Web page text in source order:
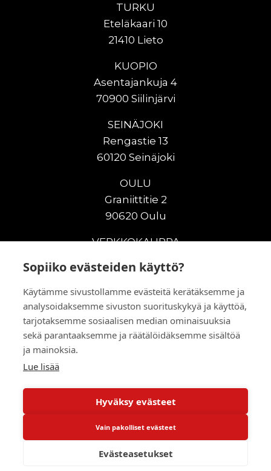
Sopiiko evästeiden käyttö?
Käytämme sivustollamme evästeitä kerätäksemme ja
analysoidaksemme sivuston suorituskykyä ja käyttöä,
tarjotaksemme sosiaalisen median ominaisuuksia
sekä parantaaksemme ja räätälöidäksemme sisältöä
ja mainoksia.
Lue lisää
Hyväksy evästeet
Vain pakolliset evästeet
Evästeasetukset
TURKU
Eteläkaari 10
21410 Lieto
KUOPIO
Asentajankuja 4
70900 Siilinjärvi
SEINÄJOKI
Rengastie 13
60120 Seinäjoki
OULU
Graniittitie 2
90620 Oulu
VERKKOKAUPPA
Uudet maanrakennuskoneet
Vuokrakoneet
Kampanjat
Vaihtokoneet
© 2026 RealMachinery Oy
Powered by